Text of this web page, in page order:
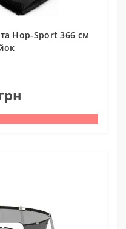
Hop-Sport 366 см